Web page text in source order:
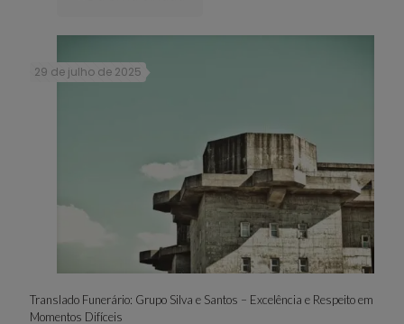
29 de julho de 2025
Translado Funerário: Grupo Silva e Santos – Excelência e Respeito em
Momentos Difíceis